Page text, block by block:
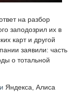
на разбор
заподозрил их в
карт и другой
заявили: часть
о тотальной
Яндекса, Алиса